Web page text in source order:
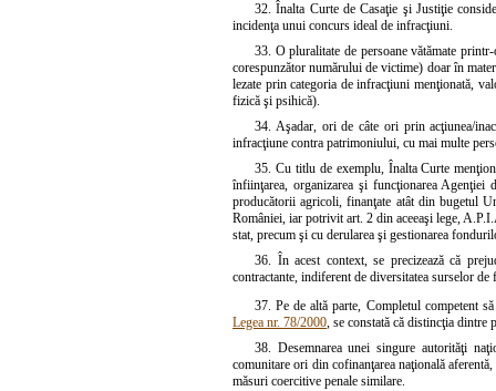
32. Înalta Curte de Casaţie şi Justiţie
incidenţa unui concurs ideal de infracţiuni.
33. O pluralitate de persoane vătămate
corespunzător numărului de victime) doar în
lezate prin categoria de infracţiuni menţionată,
fizică şi psihică).
34. Aşadar, ori de câte ori prin acţiunea/
infracţiune contra patrimoniului, cu mai multe
35. Cu titlu de exemplu, Înalta Curte
înfiinţarea, organizarea şi funcţionarea
producătorii agricoli, finanţate atât din bugetul
României, iar potrivit art. 2 din aceeaşi lege,
stat, precum şi cu derularea şi gestionarea
36. În acest context, se precizează că
contractante, indiferent de diversitatea surselor de
37. Pe de altă parte, Completul competent
Legea nr. 78/2000, se constată că distincţia dintre
38. Desemnarea unei singure autorităţi
comunitare ori din cofinanţarea naţională
măsuri coercitive penale similare.